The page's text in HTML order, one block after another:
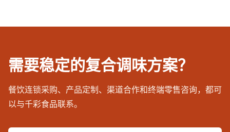
需要稳定的复合调味方案？
餐饮连锁采购、产品定制、渠道合作和终端零售咨询，都可
以与千彩食品联系。